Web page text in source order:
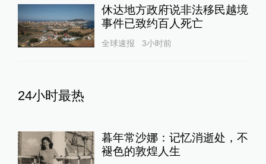
休达地方政府说非法移民越境
事件已致约百人死亡
全球速报 3小时前
24小时最热
暮年常沙娜：记忆消逝处，不
褪色的敦煌人生